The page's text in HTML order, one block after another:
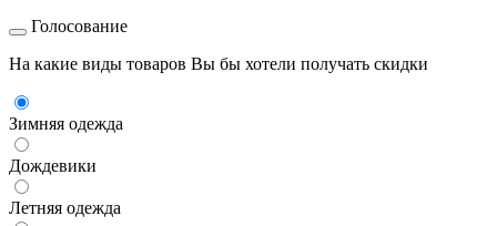
Голосование
На какие виды товаров Вы бы хотели получать скидки
Зимняя одежда
Дождевики
Летняя одежда